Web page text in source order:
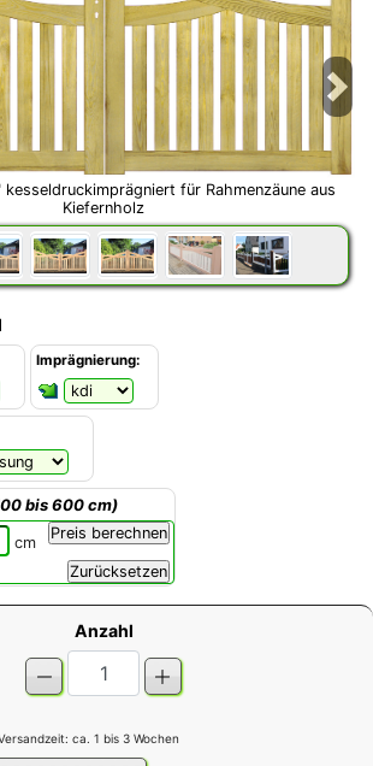
für Rahmenzäune aus
Kiefernholz
Next
Imprägnierung:
bis 600 cm)
cm
Anzahl
ca. 1 bis 3 Wochen